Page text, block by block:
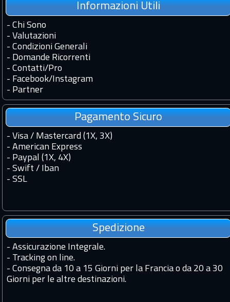
Informazioni Utili
- Chi Sono
- Valutazioni
- Condizioni Generali
- Domande Ricorrenti
- Contatti/Pro
- Facebook/Instagram
- Partner
Pagamento Sicuro
- Visa / Mastercard (1X, 3X)
- American Express
- Paypal (1X, 4X)
- Swift / Iban
- SSL
Spedizione
- Assicurazione Integrale.
- Tracking on line.
- Consegna da 10 a 15 Giorni per la Francia o da 20 a 30
Giorni per le altre destinazioni.